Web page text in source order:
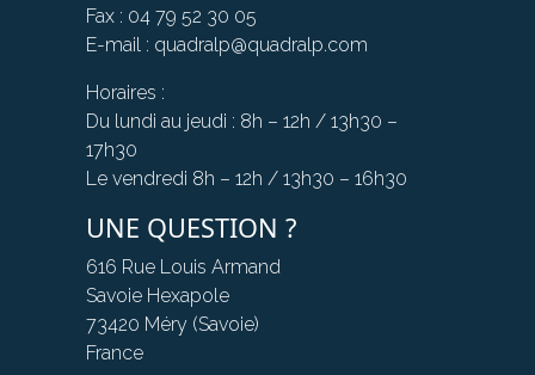
Fax : 04 79 52 30 05
E-mail : quadralp@quadralp.com
Horaires :
Du lundi au jeudi : 8h – 12h / 13h30 –
17h30
Le vendredi 8h – 12h / 13h30 – 16h30
UNE QUESTION ?
616 Rue Louis Armand
Savoie Hexapole
73420 Méry (Savoie)
France